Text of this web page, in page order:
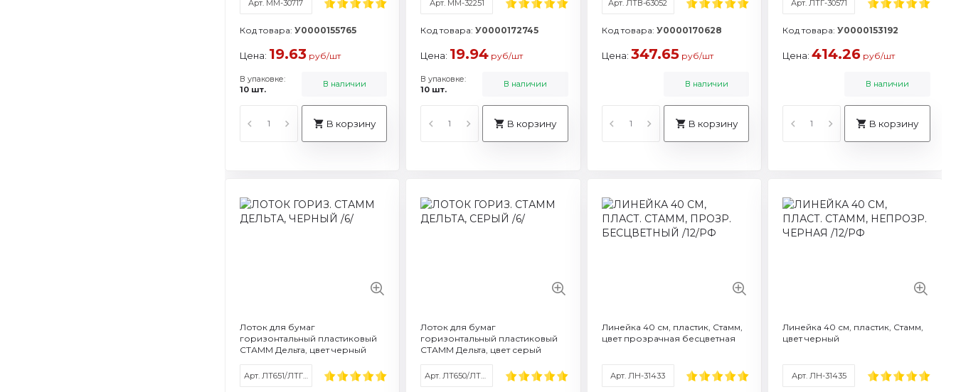
Арт. ММ-30717
Код товара: У0000155765
Цена: 19.63руб/шт
В упаковке:
10 шт.
В наличии
В корзину
Арт. ММ-32251
Код товара:У0000172745
Цена: 19.94 руб/шт
В упаковке:
10 шт.
В наличии
В корзину
Арт. ЛТВ-63052
Код товара: У0000170628
Цена: 347.65руб/шт
В наличии
В корзину
Арт. ЛТГ-30571
Код товара:У0000153192
Цена:414.26 руб/шт
В наличии
В корзину
Лоток для бумаг
горизонтальный пластиковый
СТАММ Дельта, цвет черный
Арт. ЛТ651/ЛТГ-30460
Артикул: ЛТ651/ЛТГ-30460
Торговая марка: Стамм
Лоток для бумаг
горизонтальный пластиковый
СТАММ Дельта, цвет серый
Арт. ЛТ650/ЛТГ-30461
Артикул: ЛТ650/ЛТГ-30461
Торговая марка: Стамм
Смотреть все характеристики
Линейка 40 см, пластик, Стамм,
цвет прозрачная бесцветная
Арт. ЛН-31433
Артикул: ЛН-31433
Торговая марка: Стамм
Линейка 40 см, пластик, Стамм,
цвет черный
Арт. ЛН-31435
Артикул: ЛН-31435
Торговая марка: Стамм
Смотреть все характеристики